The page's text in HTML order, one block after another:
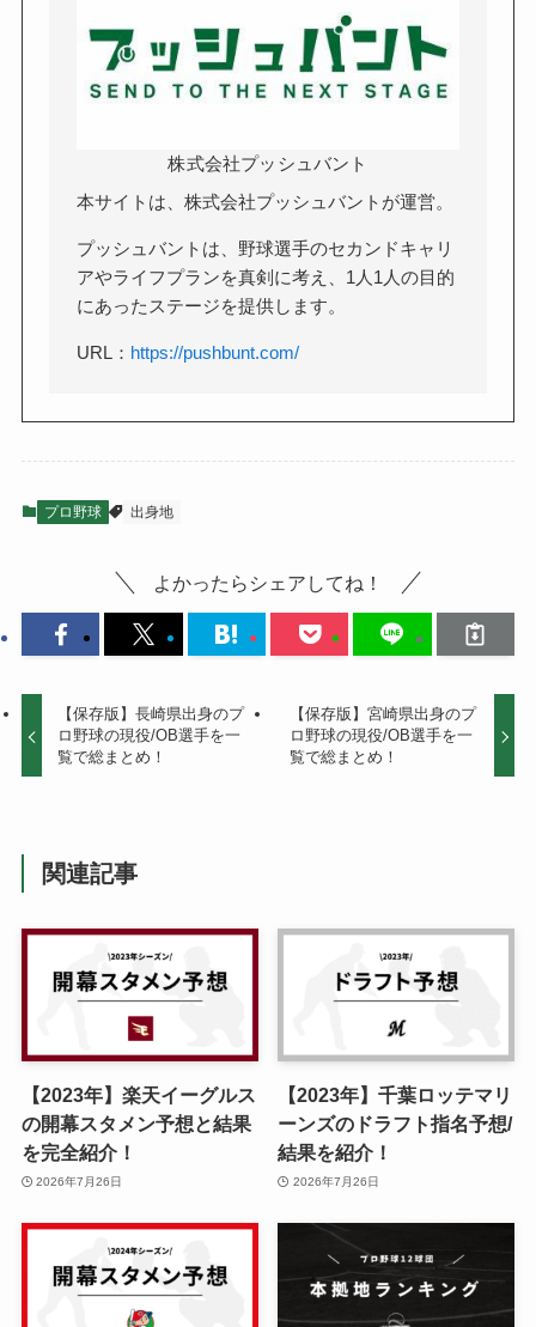
株式会社プッシュバント
本サイトは、株式会社プッシュバントが運営。
プッシュバントは、野球選手のセカンドキャリ
アやライフプランを真剣に考え、1人1人の目的
にあったステージを提供します。
URL： https://pushbunt.com/
プロ野球 出身地
よかったらシェアしてね！
【保存版】長崎県出身のプ
ロ野球の現役/OB選手を一
覧で総まとめ！
【保存版】宮崎県出身のプ
ロ野球の現役/OB選手を一
覧で総まとめ！
関連記事
【2023年】楽天イーグルス
の開幕スタメン予想と結果
を完全紹介！
2026年7月26日
【2023年】千葉ロッテマリ
ーンズのドラフト指名予想/
結果を紹介！
2026年7月26日